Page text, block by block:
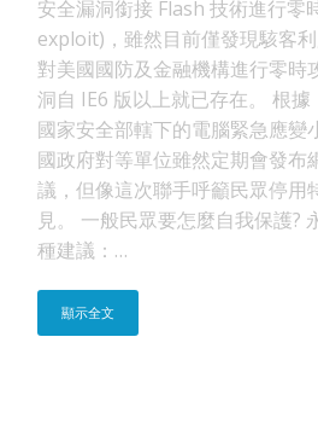
安全漏洞銜接 Flash 技術進行零
exploit)，雖然目前僅發現駭客
對美國國防及金融機構進行零時
洞自 IE6 版以上就已存在。 根
國家安全部轄下的電腦緊急應變
國政府對等單位雖然定期會發布
議，但像這次聯手呼籲民眾停用
見。 一般民眾要怎麼自我保護?
種建議：…
顯示全文